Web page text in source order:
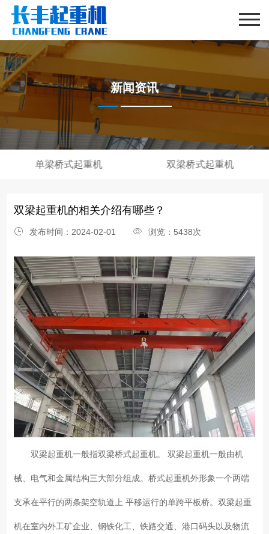
新闻资讯
单梁桥式起重机 双梁桥式起重机
双梁起重机的相关介绍有哪些？
发布时间：2024-02-01 浏览：5438次
双梁起重机一般指双梁桥式起重机。 双梁起重机一般由机
械、电气和金属结构三大部分组成。桥式起重机外形象一个两端
支承在平行的两条架空轨道上 平移运行的单跨平板桥。双梁起重
机在室内外工矿企业、钢铁化工、铁路交通、港口码头以及物流